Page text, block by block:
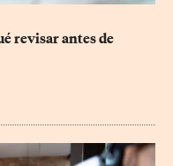
revisar antes de